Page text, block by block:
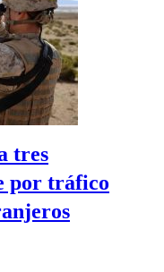
tres
por tráfico